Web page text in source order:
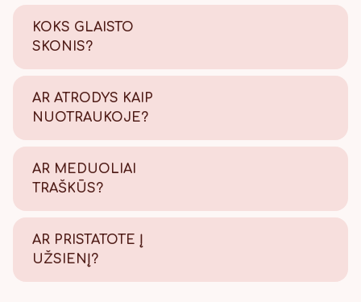
KOKS GLAISTO
SKONIS?
Saldus su šiek tiek citrinos
AR ATRODYS KAIP
NUOTRAUKOJE?
Tikrai taip! Viską atliekame
užtikriname kokybę.
AR MEDUOLIAI
TRAŠKŪS?
Tikrai traškūs - nes švieži!
AR PRISTATOTE Į
UŽSIENĮ?
Taip, pristatome, Lietuvos